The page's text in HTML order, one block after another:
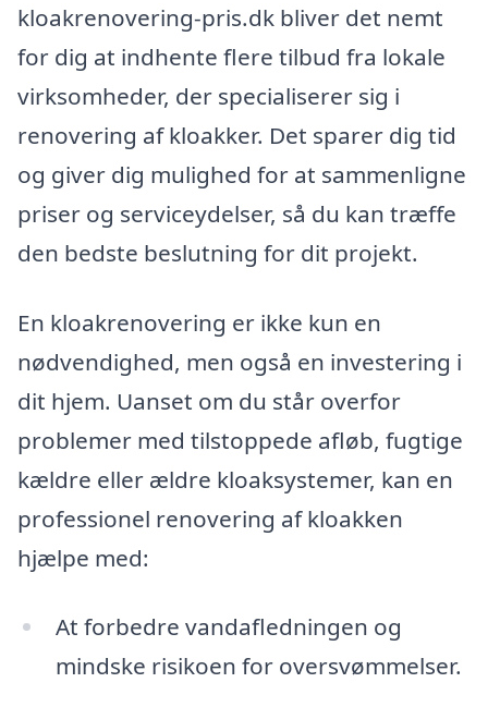
kloakrenovering-pris.dk bliver det nemt
for dig at indhente flere tilbud fra lokale
virksomheder, der specialiserer sig i
renovering af kloakker. Det sparer dig tid
og giver dig mulighed for at sammenligne
priser og serviceydelser, så du kan træffe
den bedste beslutning for dit projekt.
En kloakrenovering er ikke kun en
nødvendighed, men også en investering i
dit hjem. Uanset om du står overfor
problemer med tilstoppede afløb, fugtige
kældre eller ældre kloaksystemer, kan en
professionel renovering af kloakken
hjælpe med:
At forbedre vandafledningen og
mindske risikoen for oversvømmelser.